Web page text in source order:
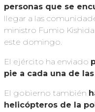
personas que se
llegar a las
ministro Fumio
este domingo.
El ejército ha enviado
pie a cada una de
El gobierno también
helicópteros de la